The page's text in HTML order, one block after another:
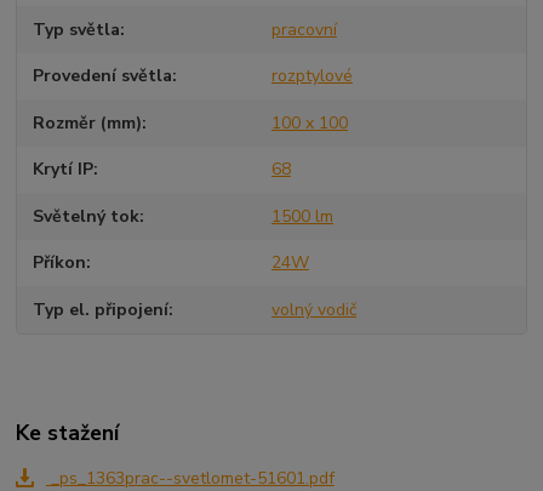
Typ světla pracovní
Provedení světla rozptylové
Rozměr (mm) 100 x 100
Krytí IP 68
Světelný tok 1500 lm
Příkon 24W
Typ el. připojení volný vodič
Ke stažení
_ps_1363prac--svetlomet-51601.pdf